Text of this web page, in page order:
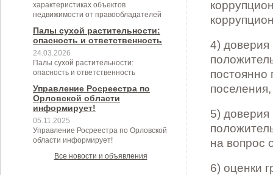
характеристиках объектов
недвижимости от правообладателей
Палы сухой растительности:
опасность и ответственность
24.03.2026
Палы сухой растительности:
опасность и ответственность
Управление Росреестра по
Орловской области
информирует!
05.11.2025
Управление Росреестра по Орловской
области информирует!
Все новости и объявления
4)
постоянно
5)
на вопрос
6) оценки